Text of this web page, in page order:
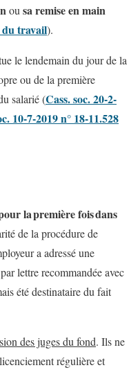
ou sa remise en main
du travail).
le lendemain du jour de la
ou de la première
salarié (Cass. soc. 20-2-
10-7-2019 n° 18-11.528
la première fois dans
de la procédure de
a adressé une
lettre recommandée avec
été destinataire du fait
des juges du fond. Ils ne
régulière et